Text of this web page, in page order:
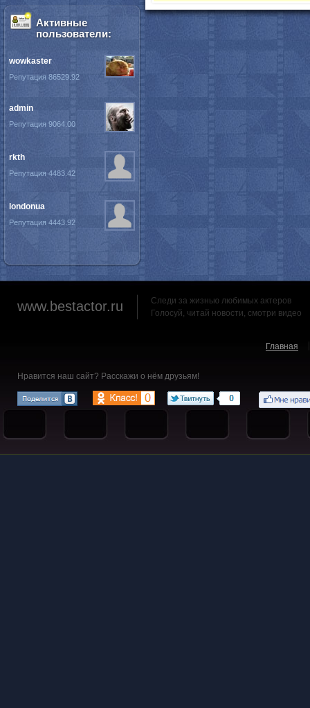
Активные
пользователи:
wowkaster
Репутация 86529.92
admin
Репутация 9064.00
rkth
Репутация 4483.42
londonua
Репутация 4443.92
www.bestactor.ru
Следи за жизнью любимых актеров
Голосуй, читай новости, смотри видео
Главная
Нравится наш сайт? Расскажи о нём друзьям!